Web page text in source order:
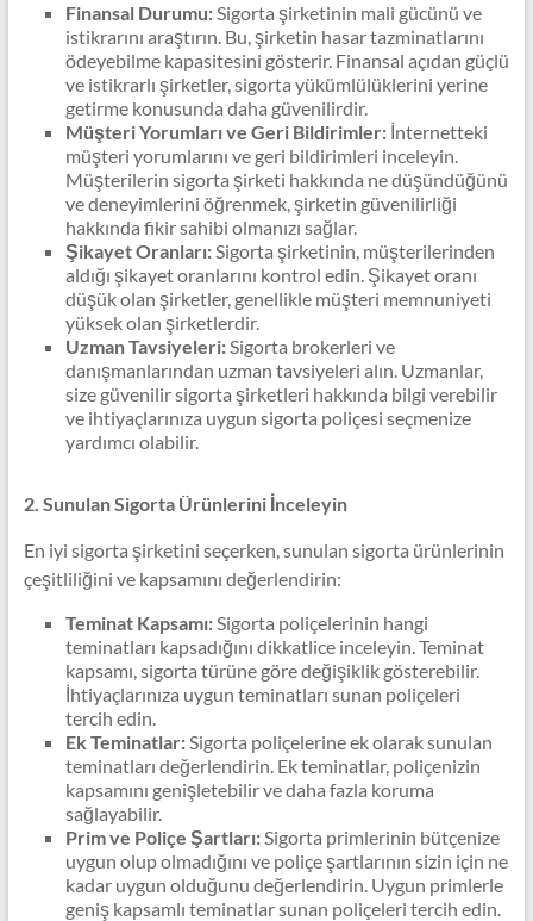
Finansal Durumu:Sigorta şirketinin mali gücünü ve
istikrarını araştırın. Bu, şirketin hasar tazminatlarını
ödeyebilme kapasitesini gösterir. Finansal açıdan güçlü
ve istikrarlı şirketler, sigorta yükümlülüklerini yerine
getirme konusunda daha güvenilirdir.
Müşteri Yorumları ve Geri Bildirimler:İnternetteki
müşteri yorumlarını ve geri bildirimleri inceleyin.
Müşterilerin sigorta şirketi hakkında ne düşündüğünü
ve deneyimlerini öğrenmek, şirketin güvenilirliği
hakkında fikir sahibi olmanızı sağlar.
Şikayet Oranları:Sigorta şirketinin, müşterilerinden
aldığı şikayet oranlarını kontrol edin. Şikayet oranı
düşük olan şirketler, genellikle müşteri memnuniyeti
yüksek olan şirketlerdir.
Uzman Tavsiyeleri:Sigorta brokerleri ve
danışmanlarından uzman tavsiyeleri alın. Uzmanlar,
size güvenilir sigorta şirketleri hakkında bilgi verebilir
ve ihtiyaçlarınıza uygun sigorta poliçesi seçmenize
yardımcı olabilir.
2. Sunulan Sigorta Ürünlerini İnceleyin
En iyi sigorta şirketini seçerken, sunulan sigorta ürünlerinin
çeşitliliğini ve kapsamını değerlendirin:
Teminat Kapsamı:Sigorta poliçelerinin hangi
teminatları kapsadığını dikkatlice inceleyin. Teminat
kapsamı, sigorta türüne göre değişiklik gösterebilir.
İhtiyaçlarınıza uygun teminatları sunan poliçeleri
tercih edin.
Ek Teminatlar:Sigorta poliçelerine ek olarak sunulan
teminatları değerlendirin. Ek teminatlar, poliçenizin
kapsamını genişletebilir ve daha fazla koruma
sağlayabilir.
Prim ve Poliçe Şartları:Sigorta primlerinin bütçenize
uygun olup olmadığını ve poliçe şartlarının sizin için ne
kadar uygun olduğunu değerlendirin. Uygun primlerle
geniş kapsamlı teminatlar sunan poliçeleri tercih edin.